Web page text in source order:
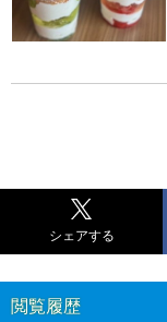
シェアする
閲覧履歴